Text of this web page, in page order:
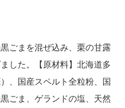
ごまを混ぜ込み、栗の甘露
した。【原材料】北海道多
、国産スペルト全粒粉、国
ごま、ゲランドの塩、天然